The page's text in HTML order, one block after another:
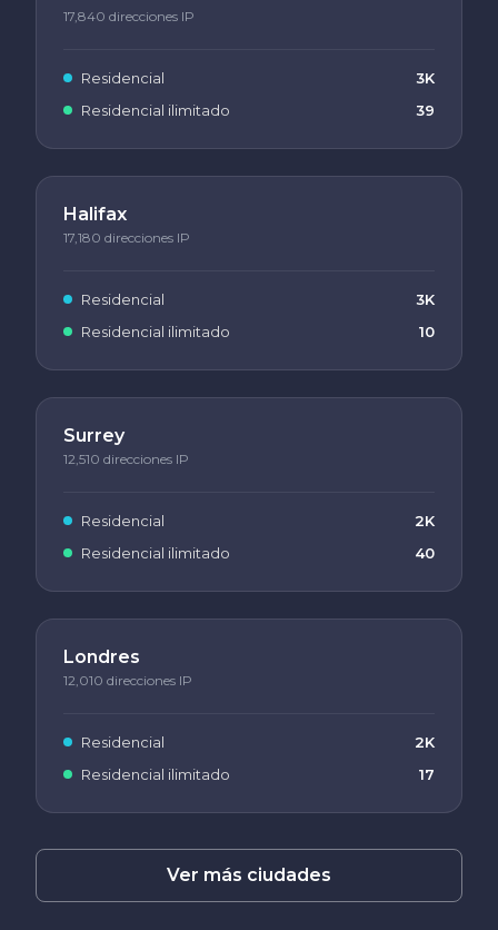
17,840 direcciones IP
Residencial
3K
Residencial ilimitado
39
Halifax
17,180 direcciones IP
Residencial
3K
Residencial ilimitado
10
Surrey
12,510 direcciones IP
Residencial
2K
Residencial ilimitado
40
Londres
12,010 direcciones IP
Residencial
2K
Residencial ilimitado
17
Ver más ciudades